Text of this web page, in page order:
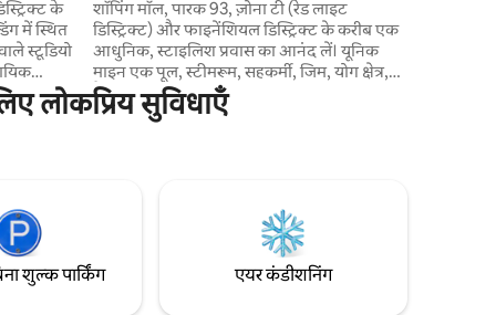
के
में स्थित
स्टूडियो
वाले
चेक-
पार्क 93
शॉपिंग मॉल, पारक 93, ज़ोना टी (रेड लाइट
डिस्ट्रिक्ट) और फाइनेंशियल डिस्ट्रिक्ट के करीब एक
आधुनिक, स्टाइलिश प्रवास का आनंद लें। यूनिक
माइन एक पूल, स्टीमरूम, सहकर्मी, जिम, योग क्षेत्र,
कैफे, रेस्तरां, बीबीक्यू/स्काईबार, पार्किंग, कंसीयज
प्रदान करता है। मॉल, Parque 93, Zona T, वित्तीय
लोकप्रिय सुविधाएँ
शुल्क पार्किंग एयर कंडीशनिंग